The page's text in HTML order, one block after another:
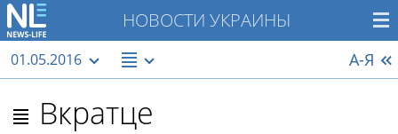
НОВОСТИ УКРАИНЫ
01.05.2016 А-Я
Вкратце